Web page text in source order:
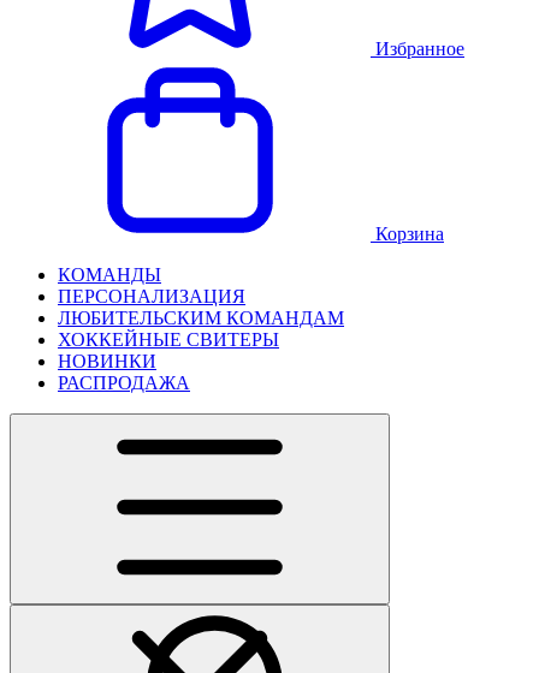
Избранное
Корзина
КОМАНДЫ
ПЕРСОНАЛИЗАЦИЯ
ЛЮБИТЕЛЬСКИМ КОМАНДАМ
ХОККЕЙНЫЕ СВИТЕРЫ
НОВИНКИ
РАСПРОДАЖА